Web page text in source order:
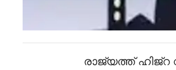
രാജ്യത്ത്